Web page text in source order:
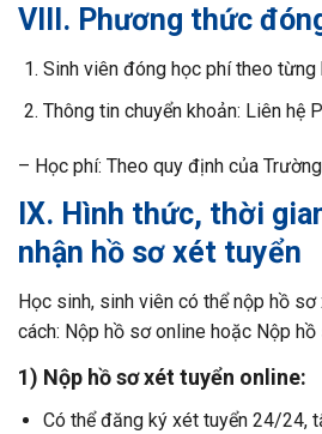
VIII. Phương thức
Sinh viên đóng học phí theo từng
Thông tin chuyển khoản: Liên hệ
– Học phí: Theo quy định của
IX. Hình thức, thời
nhận hồ sơ xét tuyển
Học sinh, sinh viên có thể nộp hồ
cách: Nộp hồ sơ online hoặc Nộp
1) Nộp hồ sơ xét tuyển online:
Có thể đăng ký xét tuyển 24/24,